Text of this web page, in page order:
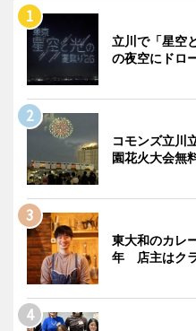
立川で「星空
の夜空にドロ
コモンズ立川
園花火大会無
東大和のカレ
年 店主はク